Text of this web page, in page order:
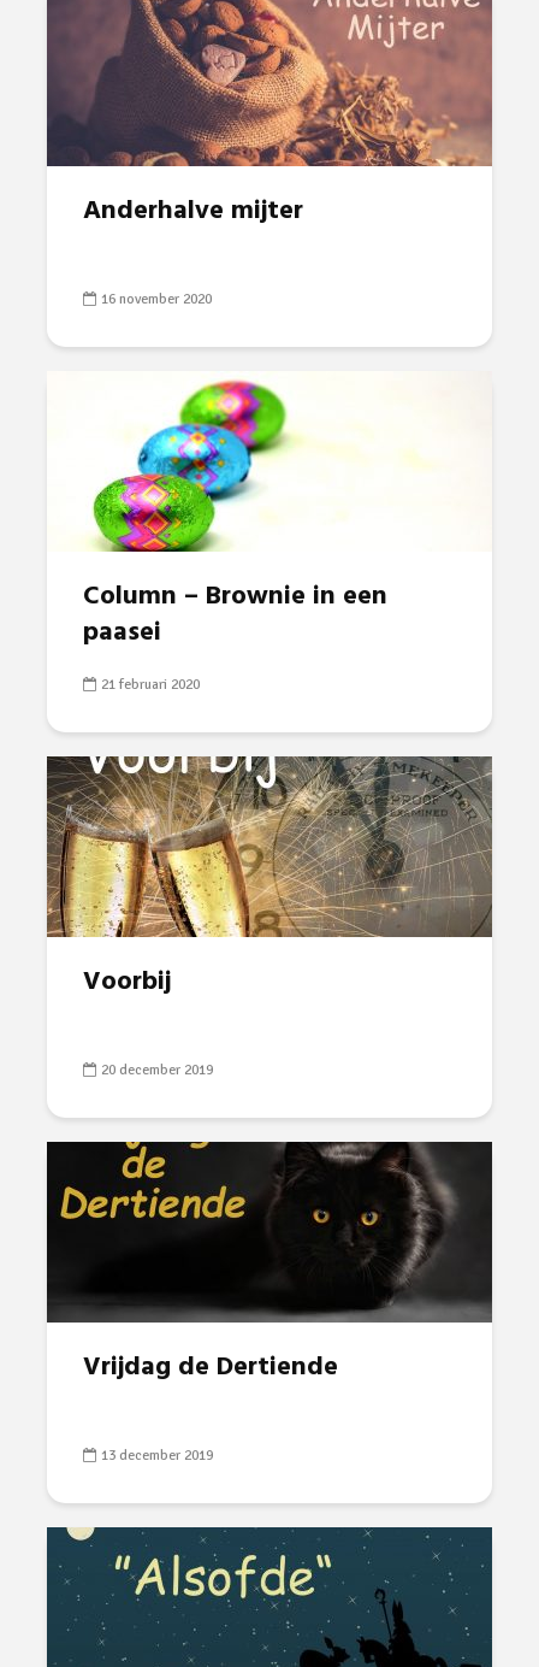
Anderhalve mijter
16 november 2020
Column – Brownie in een
paasei
21 februari 2020
Voorbij
20 december 2019
Vrijdag de Dertiende
13 december 2019